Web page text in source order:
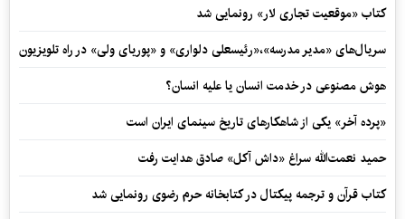
کتاب «موقعیت تجاری لار» رونمایی شد
سریال‌های «مدیر مدرسه»،«رئیسعلی دلواری» و «پوریای ولی» در راه تلویزیون
هوش مصنوعی در خدمت انسان یا علیه انسان؟
«پرده آخر» یکی از شاهکارهای تاریخ سینمای ایران است
حمید نعمت‌‏الله سراغ «داش آکل» صادق هدایت رفت
کتاب قرآن و ترجمه پیکتال در کتابخانه حرم رضوی رونمایی شد